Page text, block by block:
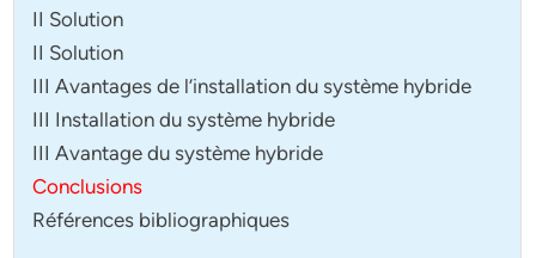
II Solution
II Solution
III Avantages de l’installation du système hybride
III Installation du système hybride
III Avantage du système hybride
Conclusions
Références bibliographiques